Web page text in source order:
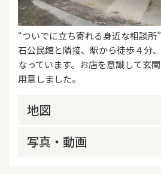
“ついでに立ち寄れる身近な相談所
石公民館と隣接、駅から徒歩４分
なっています。お店を意識して玄
用意しました。
地図
写真・動画